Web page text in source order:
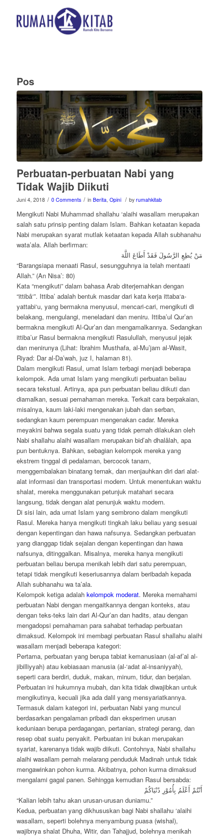
Pos
Perbuatan-perbuatan Nabi yang
Tidak Wajib Diikuti
Juni 4, 2018 / 0 Comments / in Berita Opini / by rumahkitab
Mengikuti Nabi Muhammad shallahu ‘alaihi wasallam merupakan
salah satu prinsip penting dalam Islam. Bahkan ketaatan kepada
Nabi merupakan syarat mutlak ketaatan kepada Allah subhanahu
wata’ala. Allah berfirman:
مَنْ يُطِعِ الرَّسُولَ فَقَدْ أَطَاعَ اللَّهَ
“Barangsiapa menaati Rasul, sesungguhnya ia telah mentaati
Allah.” (An Nisa’: 80)
Kata “mengikuti” dalam bahasa Arab diterjemahkan dengan
“ittibâ‘”. Ittiba’ adalah bentuk masdar dari kata kerja ittaba‘a-
yattabi‘u, yang bermakna menyusul, mencari-cari, mengikuti di
belakang, mengulangi, meneladani dan meniru. Ittiba’ul Qur’an
bermakna mengikuti Al-Qur’an dan mengamalkannya. Sedangkan
ittiba’ur Rasul bermakna mengikuti Rasulullah, menyusul jejak
dan menirunya (Lihat: Ibrahim Musthafa, al-Mu’jam al-Wasit,
Riyad: Dar al-Da’wah, juz I, halaman 81).
Dalam mengikuti Rasul, umat Islam terbagi menjadi beberapa
kelompok. Ada umat Islam yang mengikuti perbuatan beliau
secara tekstual. Artinya, apa pun perbuatan beliau diikuti dan
diamalkan, sesuai pemahaman mereka. Terkait cara berpakaian,
misalnya, kaum laki-laki mengenakan jubah dan serban,
sedangkan kaum perempuan mengenakan cadar. Mereka
meyakini bahwa segala suatu yang tidak pernah dilakukan oleh
Nabi shallahu alaihi wasallam merupakan bid’ah dhalâlah, apa
pun bentuknya. Bahkan, sebagian kelompok mereka yang
ekstrem tinggal di pedalaman, bercocok tanam,
menggembalakan binatang ternak, dan menjauhkan diri dari alat-
alat informasi dan transportasi modern. Untuk menentukan waktu
shalat, mereka menggunakan petunjuk matahari secara
langsung, tidak dengan alat penunjuk waktu modern.
Di sisi lain, ada umat Islam yang sembrono dalam mengikuti
Rasul. Mereka hanya mengikuti tingkah laku beliau yang sesuai
dengan kepentingan dan hawa nafsunya. Sedangkan perbuatan
yang dianggap tidak sejalan dengan kepentingan dan hawa
nafsunya, ditinggalkan. Misalnya, mereka hanya mengikuti
perbuatan beliau berupa menikah lebih dari satu perempuan,
tetapi tidak mengikuti keseriusannya dalam beribadah kepada
Allah subhanahu wa ta’ala.
Kelompok ketiga adalah kelompok moderat. Mereka memahami
perbuatan Nabi dengan mengaitkannya dengan konteks, atau
dengan teks-teks lain dari Al-Qur’an dan hadits, atau dengan
mengadopsi pemahaman para sahabat terhadap perbuatan
dimaksud. Kelompok ini membagi perbuatan Rasul shallahu alaihi
wasallam menjadi beberapa kategori:
Pertama, perbuatan yang berupa tabiat kemanusiaan (al-af’al al-
jibilliyyah) atau kebiasaan manusia (al-‘adat al-insaniyyah),
seperti cara berdiri, duduk, makan, minum, tidur, dan berjalan.
Perbuatan ini hukumnya mubah, dan kita tidak diwajibkan untuk
mengikutinya, kecuali jika ada dalil yang mensyariatkannya.
Termasuk dalam kategori ini, perbuatan Nabi yang muncul
berdasarkan pengalaman pribadi dan eksperimen urusan
keduniaan berupa perdagangan, pertanian, strategi perang, dan
resep obat suatu penyakit. Perbuatan ini bukan merupakan
syariat, karenanya tidak wajib diikuti. Contohnya, Nabi shallahu
alaihi wasallam pernah melarang penduduk Madinah untuk tidak
mengawinkan pohon kurma. Akibatnya, pohon kurma dimaksud
mengalami gagal panen. Sehingga kemudian Rasul bersabda:
أَنْتُمْ أَعْلَمُ بِأُمُوْرِ دُنْيَاكُمْ
“Kalian lebih tahu akan urusan-urusan duniamu.”
Kedua, perbuatan yang dikhususkan bagi Nabi shallahu ‘alaihi
wasallam, seperti bolehnya menyambung puasa (wishal),
wajibnya shalat Dhuha, Witir, dan Tahajjud, bolehnya menikah